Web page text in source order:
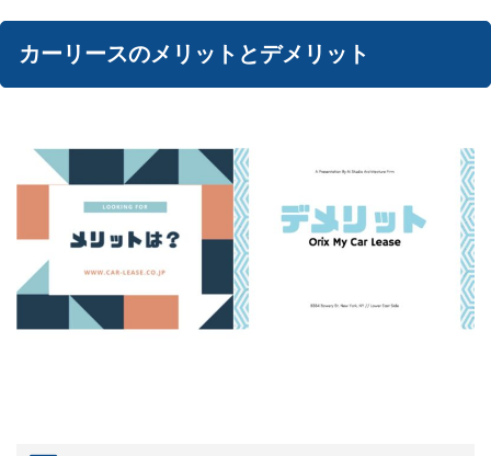
カーリースのメリットとデメリット